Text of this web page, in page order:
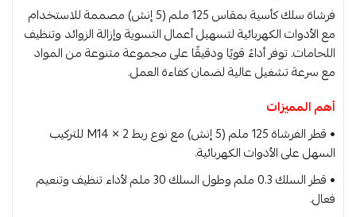
فرشاة سلك كأسية بمقاس 125 ملم (5 إنش) مصممة للاستخدام
مع الأدوات الكهربائية لتسهيل أعمال التسوية وإزالة الزوائد وتنظيف
اللحامات. توفر أداءً قويًا ودقيقًا على مجموعة متنوعة من المواد
مع سرعة تشغيل عالية لضمان كفاءة العمل.
أهم المميزات
• قطر الفرشاة 125 ملم (5 إنش) مع نوع ربط M14 × 2 للتركيب
السهل على الأدوات الكهربائية.
• قطر السلك 0.3 ملم وطول السلك 30 ملم لأداء تنظيف وتنعيم
فعال.